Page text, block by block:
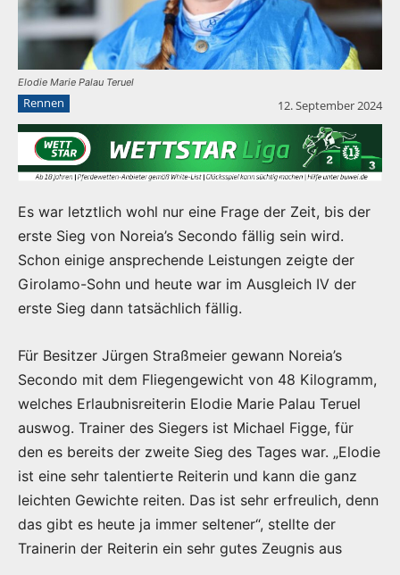
Elodie Marie Palau Teruel
Rennen 12. September 2024
Es war letztlich wohl nur eine Frage der Zeit, bis der
erste Sieg von Noreia’s Secondo fällig sein wird.
Schon einige ansprechende Leistungen zeigte der
Girolamo-Sohn und heute war im Ausgleich IV der
erste Sieg dann tatsächlich fällig.
Für Besitzer Jürgen Straßmeier gewann Noreia’s
Secondo mit dem Fliegengewicht von 48 Kilogramm,
welches Erlaubnisreiterin Elodie Marie Palau Teruel
auswog. Trainer des Siegers ist Michael Figge, für
den es bereits der zweite Sieg des Tages war. „Elodie
ist eine sehr talentierte Reiterin und kann die ganz
leichten Gewichte reiten. Das ist sehr erfreulich, denn
das gibt es heute ja immer seltener“, stellte der
Trainerin der Reiterin ein sehr gutes Zeugnis aus